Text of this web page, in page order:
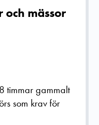
mässor
timmar gammalt
som krav för